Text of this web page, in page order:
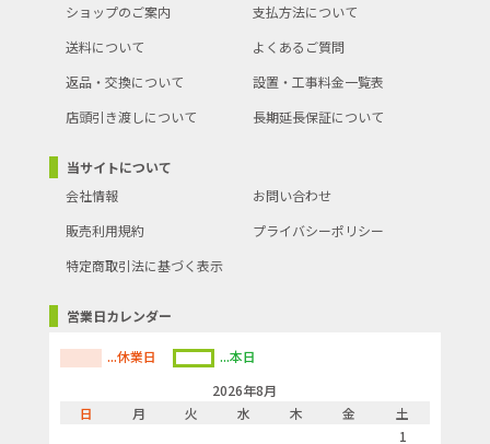
ショップのご案内
支払方法について
送料について
よくあるご質問
返品・交換について
設置・工事料金一覧表
店頭引き渡しについて
長期延長保証について
当サイトについて
会社情報
お問い合わせ
販売利用規約
プライバシーポリシー
特定商取引法に基づく表示
営業日カレンダー
...休業日
...本日
2026年8月
日
月 火 水 木 金
土
1